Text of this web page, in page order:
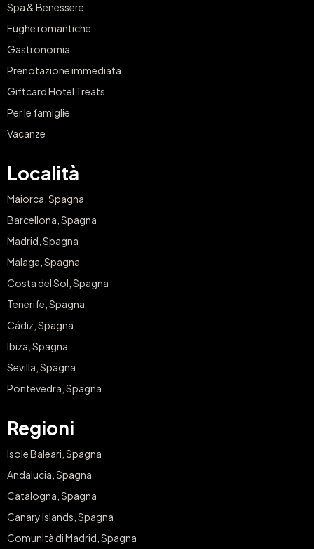
Spa & Benessere
Fughe romantiche
Gastronomia
Prenotazione immediata
Giftcard Hotel Treats
Per le famiglie
Vacanze
Località
Maiorca, Spagna
Barcellona, Spagna
Madrid, Spagna
Malaga, Spagna
Costa del Sol, Spagna
Tenerife, Spagna
Cádiz, Spagna
Ibiza, Spagna
Sevilla, Spagna
Pontevedra, Spagna
Regioni
Isole Baleari, Spagna
Andalucia, Spagna
Catalogna, Spagna
Canary Islands, Spagna
Comunità di Madrid, Spagna